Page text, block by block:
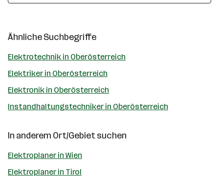
Ähnliche Suchbegriffe
Elektrotechnik in Oberösterreich
Elektriker in Oberösterreich
Elektronik in Oberösterreich
Instandhaltungstechniker in Oberösterreich
In anderem Ort/Gebiet suchen
Elektroplaner in Wien
Elektroplaner in Tirol